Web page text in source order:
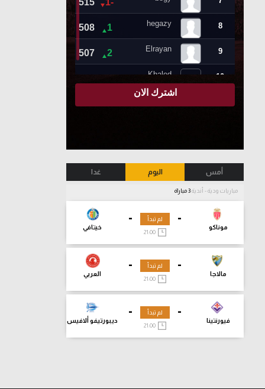
أمس اليوم غدا
مباريات ودية - أندية
-
موناكو
-
خيتافي
لم تبدأ
-
مالاجا
-
العربي
لم تبدأ
-
فيورنتينا
-
ديبورتيفو ألافيس
لم تبدأ